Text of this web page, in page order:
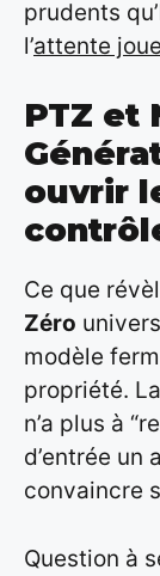
prudents
l’attente
PTZ et
ouvrir
Ce que
Zéro
modèle
propriété. La
n’a plus à
d’entrée un
convaincre
Question à